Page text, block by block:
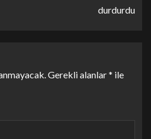
durdurdu
Gerekli alanlar* ile